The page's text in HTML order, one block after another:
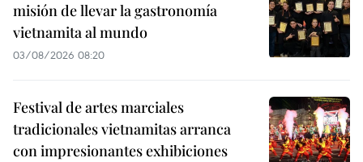
misión de llevar la gastronomía
vietnamita al mundo
03/08/2026 08:20
Festival de artes marciales
tradicionales vietnamitas arranca
con impresionantes exhibiciones